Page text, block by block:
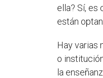
ella? Sí, es
están
Hay varias
o
la